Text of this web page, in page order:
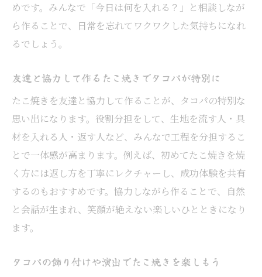
めです。みんなで「今日は何を入れる？」と相談しなが
ら作ることで、日常を忘れてワクワクした気持ちになれ
るでしょう。
友達と協力して作るたこ焼きでタコパが特別に
たこ焼きを友達と協力して作ることが、タコパの特別な
思い出になります。役割分担をして、生地を流す人・具
材を入れる人・返す人など、みんなで工程を分担するこ
とで一体感が高まります。例えば、初めてたこ焼きを焼
く方には返し方を丁寧にレクチャーし、成功体験を共有
するのもおすすめです。協力しながら作ることで、自然
と会話が生まれ、笑顔が絶えない楽しいひとときになり
ます。
タコパの飾り付けや演出でたこ焼きを楽しもう